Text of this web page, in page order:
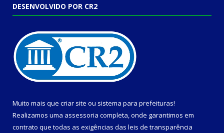
DESENVOLVIDO POR CR2
Muito mais que criar site ou sistema para prefeituras!
Realizamos uma assessoria completa, onde garantimos em
contrato que todas as exigências das leis de transparência